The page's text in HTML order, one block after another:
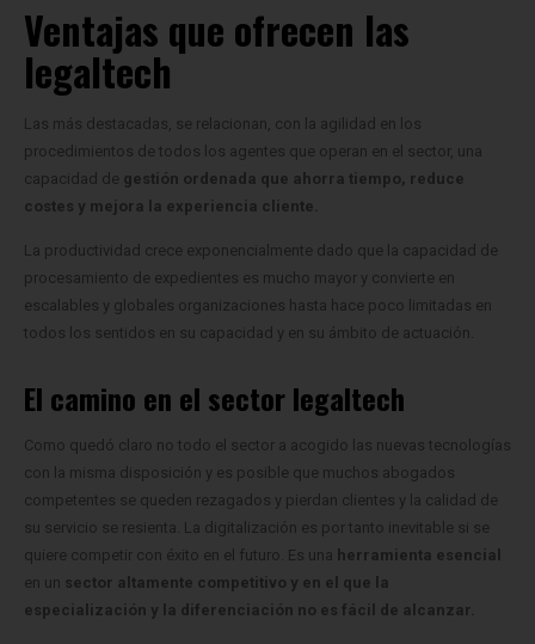
Ventajas que ofrecen las
legaltech
Las más destacadas, se relacionan, con la agilidad en los
procedimientos de todos los agentes que operan en el sector, una
capacidad de gestión ordenada que ahorra tiempo, reduce
costes y mejora la experiencia cliente.
La productividad crece exponencialmente dado que la capacidad de
procesamiento de expedientes es mucho mayor y convierte en
escalables y globales organizaciones hasta hace poco limitadas en
todos los sentidos en su capacidad y en su ámbito de actuación.
El camino en el sector legaltech
Como quedó claro no todo el sector a acogido las nuevas tecnologías
con la misma disposición y es posible que muchos abogados
competentes se queden rezagados y pierdan clientes y la calidad de
su servicio se resienta. La digitalización es por tanto inevitable si se
quiere competir con éxito en el futuro. Es una herramienta esencial
en un sector altamente competitivo y en el que la
especialización y la diferenciación no es fácil de alcanzar.